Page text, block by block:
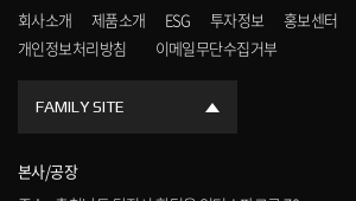
회사소개 제품소개 ESG 투자정보 홍보센터
개인정보처리방침
이메일무단수집거부
FAMILY SITE
본사/공장